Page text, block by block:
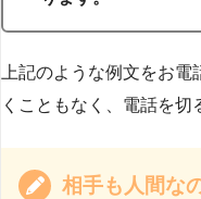
上記のような例文をお
くこともなく、電話を切
相手も人間な